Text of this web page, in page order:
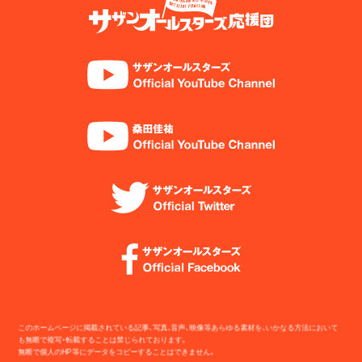
このホームページに掲載されている記事、写真、音声、映像等あらゆる素材を、いかなる方法において
も無断で複写・転載することは禁じられております。
無断で個人のHP等にデータをコピーすることはできません。